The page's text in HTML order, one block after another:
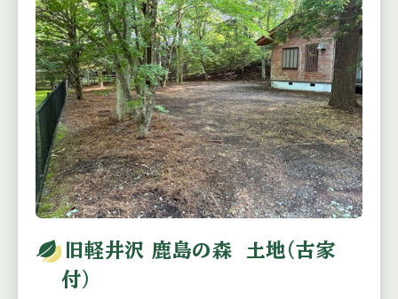
旧軽井沢 鹿島の森 土地（古家
付）